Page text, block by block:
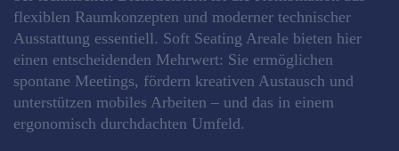
flexiblen Raumkonzepten und moderner technischer
Ausstattung essentiell. Soft Seating Areale bieten hier
einen entscheidenden Mehrwert: Sie ermöglichen
spontane Meetings, fördern kreativen Austausch und
unterstützen mobiles Arbeiten – und das in einem
ergonomisch durchdachten Umfeld.